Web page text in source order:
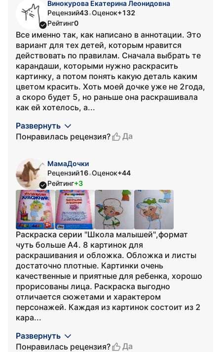
Винокурова Екатерина Леонидовна
Рецензий43•Оценок+132
Рейтинг0
Все именно так, как написано в аннотации. Это
вариант для тех детей, которым нравится
действовать по правилам. Сначала выбрать те
карандаши, которыми нужно раскрасить
картинку, а потом понять какую деталь каким
цветом красить. Хоть моей дочке уже не 2года,
а скоро будет 5, но раньше она раскрашивала
как ей хотелось, а...
Развернуть
Понравилась рецензия?
Да
МамаДочки
Рецензий16•Оценок+44
Рейтинг+3
Раскраска серии "Школа малышей",формат
чуть больше А4. 8 картинок для
раскрашивания и обложка. Обложка и листы
достаточно плотные. Картинки очень
качественные и приятные для ребенка, хорошо
прорисованы лица. Раскраска выгодно
отличается сюжетами и характером
персонажей. Каждая из картинок состоит из 2
кара...
Развернуть
Понравилась рецензия?
Да